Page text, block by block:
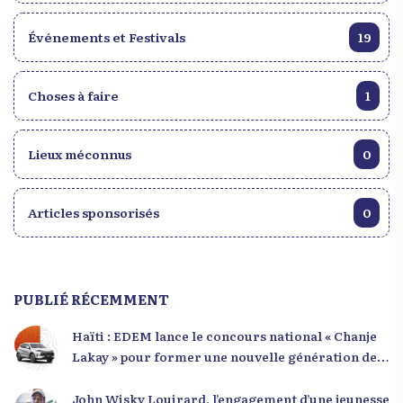
Événements et Festivals 19
Choses à faire 1
Lieux méconnus 0
Articles sponsorisés 0
PUBLIÉ RÉCEMMENT
Haïti : EDEM lance le concours national « Chanje
Lakay » pour former une nouvelle génération de
John Wisky Louirard, l’engagement d’une jeunesse